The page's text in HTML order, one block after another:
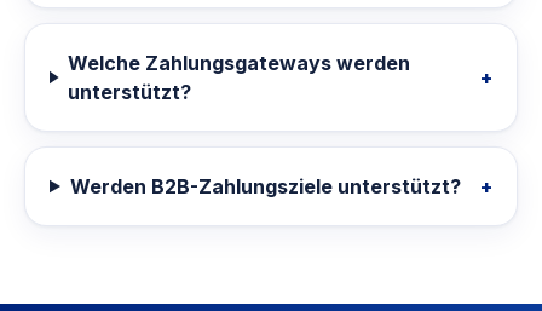
Welche Zahlungsgateways werden
unterstützt?
+
Werden B2B-Zahlungsziele unterstützt? +